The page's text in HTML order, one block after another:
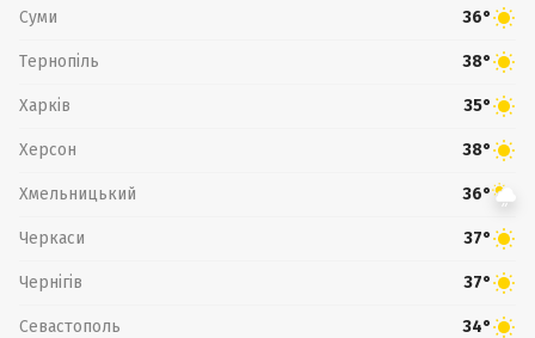
Суми 36°
Тернопіль 38°
Харків 35°
Херсон 38°
Хмельницький 36°
Черкаси 37°
Чернігів 37°
Севастополь 34°